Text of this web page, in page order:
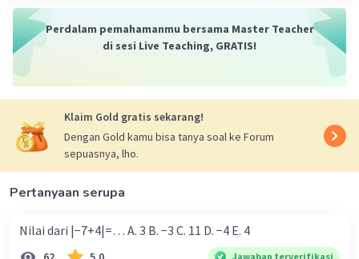
Perdalam pemahamanmu bersama Master Teacher
di sesi Live Teaching, GRATIS!
Klaim Gold gratis sekarang!
Dengan Gold kamu bisa tanya soal ke Forum
sepuasnya, lho.
Pertanyaan serupa
Nilai dari |−7+4|=… A. 3 B. −3 C. 11 D. −4 E. 4
Jawaban terverifikasi